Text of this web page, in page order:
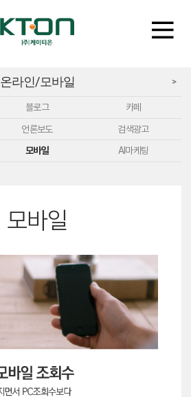
온라인/모바일 >
블로그
카페
언론보도
검색광고
모바일
AI마케팅
모바일